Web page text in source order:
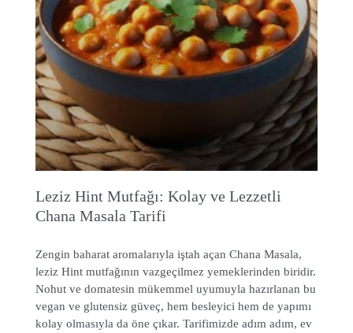
Leziz Hint Mutfağı: Kolay ve Lezzetli
Chana Masala Tarifi
Zengin baharat aromalarıyla iştah açan Chana Masala,
leziz Hint mutfağının vazgeçilmez yemeklerinden biridir.
Nohut ve domatesin mükemmel uyumuyla hazırlanan bu
vegan ve glutensiz güveç, hem besleyici hem de yapımı
kolay olmasıyla da öne çıkar. Tarifimizde adım adım, ev